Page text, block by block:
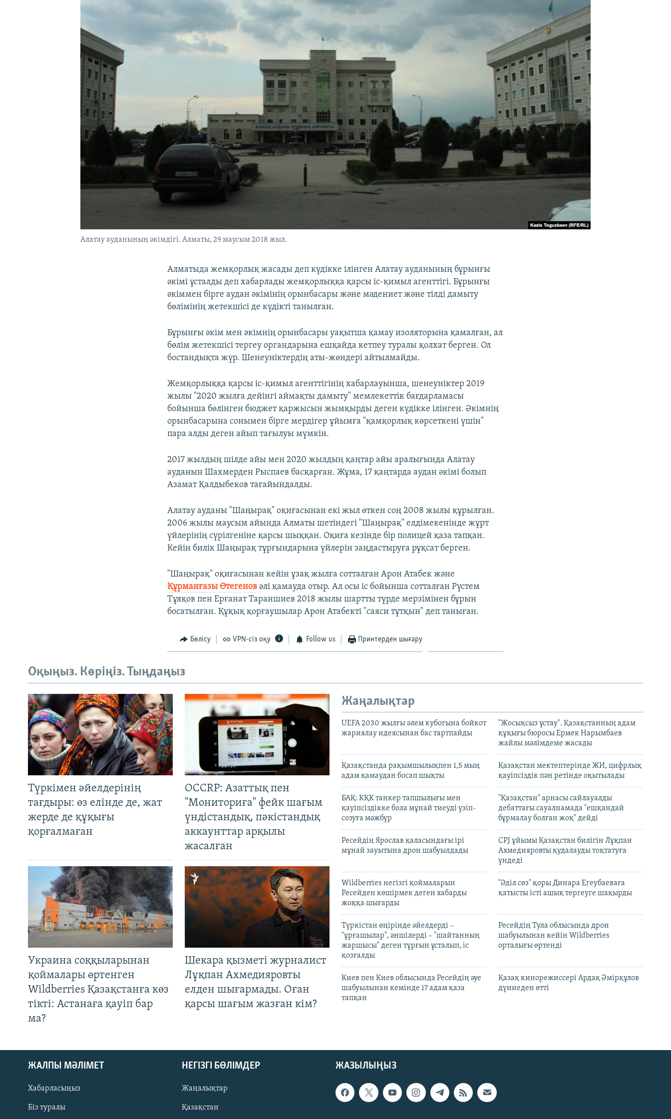
Алатау ауданының әкімдігі. Алматы, 29 маусым 2018 жыл.
Алматыда жемқорлық жасады деп күдікке ілінген Алатау ауданының бұрынғы
әкімі ұсталды деп хабарлады жемқорлыққа қарсы іс-қимыл агенттігі. Бұрынғы
әкіммен бірге аудан әкімінің орынбасары және мәдениет және тілді дамыту
бөлімінің жетекшісі де күдікті танылған.
Бұрынғы әкім мен әкімнің орынбасары уақытша қамау изоляторына қамалған, ал
бөлім жетекшісі тергеу органдарына ешқайда кетпеу туралы қолхат берген. Ол
бостандықта жүр. Шенеуніктердің аты-жөндері айтылмайды.
Жемқорлыққа қарсы іс-қимыл агенттігінің хабарлауынша, шенеуніктер 2019
жылы "2020 жылға дейінгі аймақты дамыту" мемлекеттік бағдарламасы
бойынша бөлінген бюджет қаржысын жымқырды деген күдікке ілінген. Әкімнің
орынбасарына сонымен бірге мердігер ұйымға "қамқорлық көрсеткені үшін"
пара алды деген айып тағылуы мүмкін.
2017 жылдың шілде айы мен 2020 жылдың қаңтар айы аралығында Алатау
ауданын Шахмерден Рыспаев басқарған. Жұма, 17 қаңтарда аудан әкімі болып
Азамат Қалдыбеков тағайындалды.
Алатау ауданы "Шаңырақ" оқиғасынан екі жыл өткен соң 2008 жылы құрылған.
2006 жылы маусым айында Алматы шетіндегі "Шаңырақ" елдімекенінде жұрт
үйлерінің сүрілгеніне қарсы шыққан. Оқиға кезінде бір полицей қаза тапқан.
Кейін билік Шаңырақ тұрғындарына үйлерін заңдастыруға рұқсат берген.
"Шаңырақ" оқиғасынан кейін ұзақ жылға сотталған Арон Атабек және
Құрманғазы Өтегенов әлі қамауда отыр. Ал осы іс бойынша сотталған Рүстем
Тұяқов пен Ерғанат Тараншиев 2018 жылы шартты түрде мерзімінен бұрын
босатылған. Құқық қорғаушылар Арон Атабекті "саяси тұтқын" деп таныған.
Бөлісу VPN-сіз оқу Follow us Принтерден шығару
Оқыңыз. Көріңіз. Тыңдаңыз
Түркімен әйелдерінің
тағдыры: өз елінде де, жат
жерде де құқығы
қорғалмаған
OCCRP: Азаттық пен
"Мониториға" фейк шағым
үндістандық, пәкістандық
аккаунттар арқылы
жасалған
Украина соққыларынан
қоймалары өртенген
Wildberries Қазақстанға көз
тікті: Астанаға қауіп бар
ма?
Шекара қызметі журналист
Лұқпан Ахмедияровты
елден шығармады. Оған
қарсы шағым жазған кім?
Жаңалықтар
UEFA 2030 жылғы әлем кубогына бойкот
жариялау идеясынан бас тартпайды
"Жосықсыз ұстау". Қазақстанның адам
құқығы бюросы Ермек Нарымбаев
жайлы мәлімдеме жасады
Қазақстанда рақымшылықпен 1,5 мың
адам қамаудан босап шықты
Қазақстан мектептерінде ЖИ, цифрлық
қауіпсіздік пән ретінде оқытылады
БАҚ: КҚК танкер тапшылығы мен
қауіпсіздікке бола мұнай тиеуді үзіп-
созуға мәжбүр
"Қазақстан" арнасы сайлауалды
дебаттағы сауалнамада "ешқандай
бұрмалау болған жоқ" дейді
Ресейдің Ярослав қаласындағы ірі
мұнай зауытына дрон шабуылдады
CPJ ұйымы Қазақстан билігін Лұқпан
Ахмедияровты қудалауды тоқтатуға
үндеді
Wildberries негізгі қоймаларын
Ресейден көшірмек деген хабарды
жоққа шығарды
"Әділ сөз" қоры Динара Егеубаеваға
қатысты істі ашық тергеуге шақырды
Түркістан өңірінде әйелдерді –
"ұрғашылар", әншілерді – "шайтанның
жаршысы" деген тұрғын ұсталып, іс
қозғалды
Ресейдің Тула облысында дрон
шабуылынан кейін Wildberries
орталығы өртенді
Киев пен Киев облысында Ресейдің әуе
шабуылынан кемінде 17 адам қаза
тапқан
Қазақ кинорежиссері Ардақ Әмірқұлов
дүниеден өтті
ЖАЗЫЛЫҢЫЗ
ЖАЛПЫ МӘЛІМЕТ
Хабарласыңыз
Біз туралы
НЕГІЗГІ БӨЛІМДЕР
Жаңалықтар
Қазақстан